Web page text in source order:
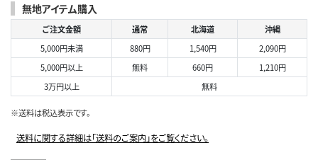
無地アイテム購入
ご注文金額 通常 北海道
沖縄
5,000円未満
880円 1,540円
2,090円
5,000円以上
無料 660円
1,210円
3万円以上
無料
※送料は税込表示です。
送料に関する詳細は「送料のご案内」をご覧ください。